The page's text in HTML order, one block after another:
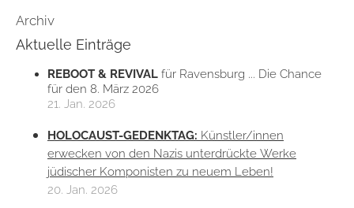
Archiv
Aktuelle Einträge
REBOOT & REVIVAL für Ravensburg ... Die Chance
für den 8. März 2026
21. Jan. 2026
HOLOCAUST-GEDENKTAG: Künstler/innen
erwecken von den Nazis unterdrückte Werke
jüdischer Komponisten zu neuem Leben!
20. Jan. 2026